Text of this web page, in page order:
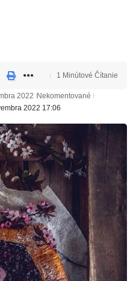
2022 17:06
2022 Nekomentované
1 Minútové Čítanie